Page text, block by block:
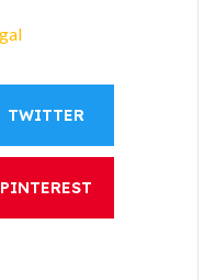
TWITTER
PINTEREST